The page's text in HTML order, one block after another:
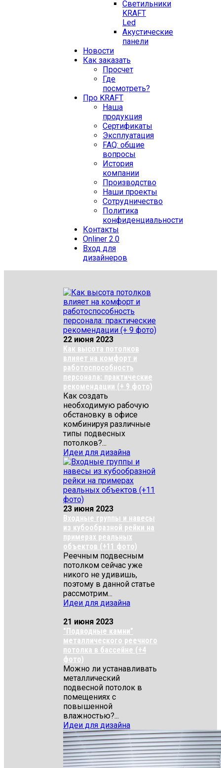
Свeтильники
KRAFT
Led
Акустические
панели
Новости
Как заказать
Просчет
Где
посмотреть?
Про KRAFT
Наша
продукция
Сертификаты
Эксплуатация
FAQ: общие
вопросы
История
компании
Производство
Наши проекты
Сотрудничество
Политика
конфиденциальности
Контакты
Onliner 2.0
Вход для
дизайнеров
22 июня 2023
Как высота потолков
влияет на комфорт и
работоспособность
персонала: практические
рекомендации (+ 9 фото)
Как создать
необходимую рабочую
обстановку в офисе
комбинируя различные
типы подвесных
потолков?...
Идеи для дизайна
23 июня 2023
Входные группы и навесы
из кубообразной рейки на
примерах реальных
объектов (+11 фото)
Реечным подвесным
потолком сейчас уже
никого не удивишь,
поэтому в данной статье
рассмотрим...
Идеи для дизайна
21 июня 2023
"Подводные камни"
металлического реечного
потолка в бассейне (+4
фото)
Можно ли устанавливать
металлический
подвесной потолок в
помещениях с
повышенной
влажностью?...
Идеи для дизайна